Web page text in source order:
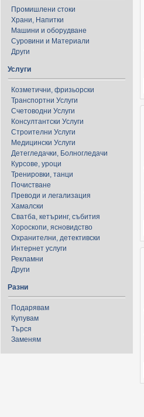
Промишлени стоки
Храни, Напитки
Машини и оборудване
Суровини и Материали
Други
Услуги
Козметични, фризьорски
Транспортни Услуги
Счетоводни Услуги
Консултантски Услуги
Строителни Услуги
Медицински Услуги
Детегледачки, Болногледачи
Курсове, уроци
Тренировки, танци
Почистване
Преводи и легализация
Хамалски
Сватба, кетъринг, събития
Хороскопи, ясновидство
Охранителни, детективски
Интернет услуги
Рекламни
Други
Разни
Подарявам
Купувам
Търся
Заменям